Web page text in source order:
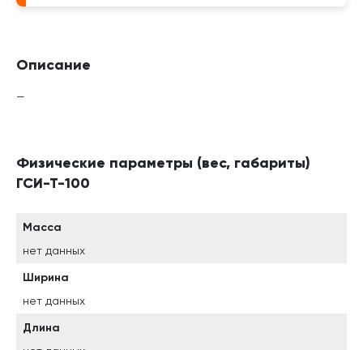
Описание
—
Физические параметры (вес, габариты)
ГСИ-Т-100
Масса
нет данных
Ширина
нет данных
Длина